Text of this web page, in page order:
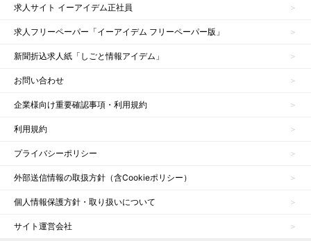
求人サイト イーアイデム正社員
求人フリーペーパー「イーアイデム フリーペーパー版」
新聞折込求人紙「しごと情報アイデム」
お問い合わせ
企業様向け重要確認事項・利用規約
利用規約
プライバシーポリシー
外部送信情報の取扱方針（含Cookieポリシー）
個人情報保護方針・取り扱いについて
サイト運営会社